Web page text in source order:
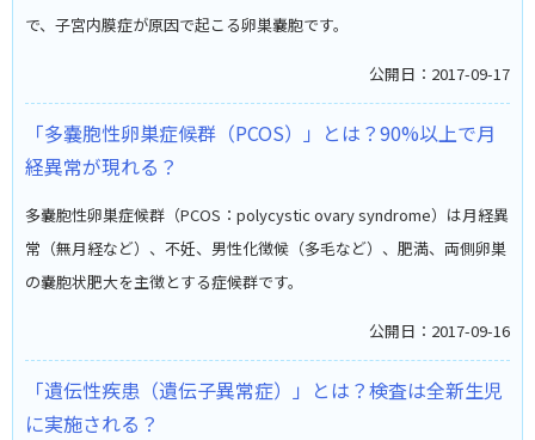
で、子宮内膜症が原因で起こる卵巣嚢胞です。
公開日：2017-09-17
「多嚢胞性卵巣症候群（PCOS）」とは？90%以上で月
経異常が現れる？
多嚢胞性卵巣症候群（PCOS：polycystic ovary syndrome）は月経異
常（無月経など）、不妊、男性化徴候（多毛など）、肥満、両側卵巣
の嚢胞状肥大を主徴とする症候群です。
公開日：2017-09-16
「遺伝性疾患（遺伝子異常症）」とは？検査は全新生児
に実施される？